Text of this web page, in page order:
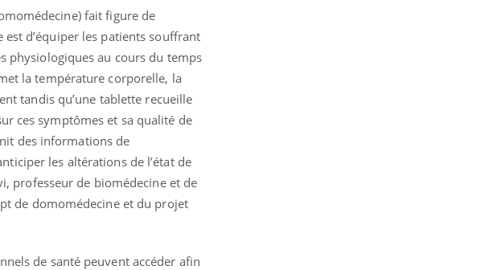
fait figure de
d’équiper les patients souffrant
physiologiques au cours du temps
la température corporelle, la
tandis qu’une tablette recueille
ces symptômes et sa qualité de
des informations de
les altérations de l’état de
professeur de biomédecine et de
de domomédecine et du projet
de santé peuvent accéder afin